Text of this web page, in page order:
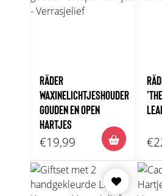
RÄDER
WAXINELICHTJESHOUDER
GOUDEN EN OPEN
HARTJES
€19,99